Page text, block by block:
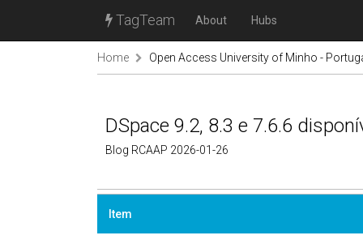
TagTeam About Hubs
Home Open Access University of Minho -
DSpace 9.2, 8.3 e 7.6.6
Blog RCAAP 2026-01-26
Item